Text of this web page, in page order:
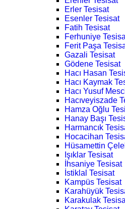
Erler Tesisat
Esenler Tesisat
Fatih Tesisat
Ferhuniye
Ferit Paşa
Gazali Tesisat
Gödene Tesisat
Hacı Hasan
Hacı Kaymak
Hacı Yusuf
Hacıveyiszade
Hamza Oğlu
Hanay Başı
Harmancık
Hocacihan
Hüsamettin
Işıklar Tesisat
İhsaniye Tesisat
İstiklal Tesisat
Kampüs Tesisat
Karahüyük
Karakulak